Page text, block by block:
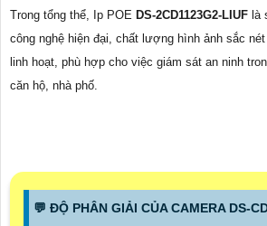
Trong tổng thể, Ip POE DS-2CD1123G2-LIUF là
công nghệ hiện đại, chất lượng hình ảnh sắc
linh hoạt, phù hợp cho việc giám sát an ninh
căn hộ, nhà phố.
️💬 ĐỘ PHÂN GIẢI CỦA CAMERA DS-